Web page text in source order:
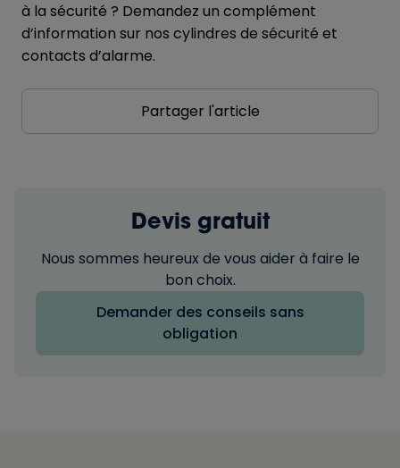
à la sécurité ? Demandez un complément
d’information sur nos cylindres de sécurité et
contacts d’alarme.
Partager l'article
Devis gratuit
Nous sommes heureux de vous aider à faire le
bon choix.
Demander des conseils sans
obligation